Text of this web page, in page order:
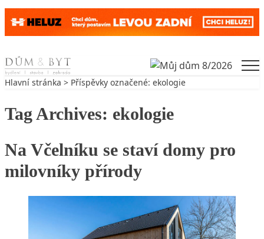
Skip to content
Hlavní stránka > Příspěvky označené: ekologie
Tag Archives: ekologie
Na Včelníku se staví domy pro
milovníky přírody